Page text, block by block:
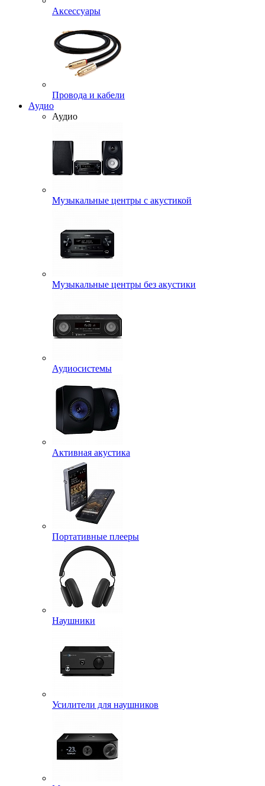
Аксессуары
Провода и кабели
Аудио
Аудио
Музыкальные центры с акустикой
Музыкальные центры без акустики
Аудиосистемы
Активная акустика
Портативные плееры
Наушники
Усилители для наушников